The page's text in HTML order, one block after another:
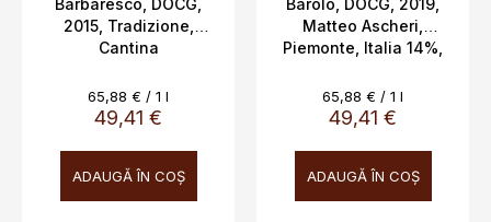
Barbaresco, DOCG,
2015, Tradizione,
Cantina
0,75l
49,41 €
Evaluare
preţ:
65,88 € / 1 l
ADAUGĂ ÎN COŞ
Barolo, DOCG, 2019,
Matteo Ascheri,
Piemonte, Italia 14%,
49,41 €
Evaluare
preţ:
65,88 € / 1 l
ADAUGĂ ÎN COŞ